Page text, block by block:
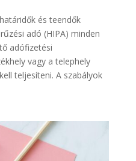
és teendők
adó (HIPA) minden
adófizetési
vagy a telephely
teljesíteni. A szabályok